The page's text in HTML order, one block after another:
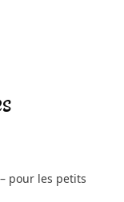
pour les petits